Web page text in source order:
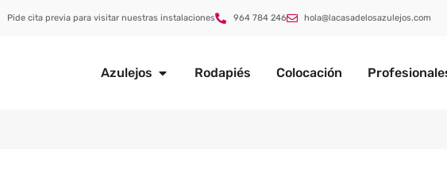
Pide cita previa para visitar nuestras instalaciones 964 784 246 hola@lacasadelosazulejos.com
Azulejos Rodapiés Colocación